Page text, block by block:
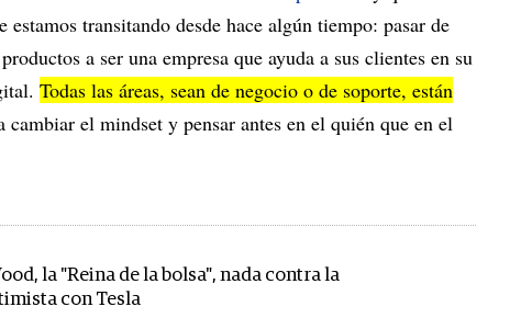
transitando desde hace algún tiempo: pasar de
a ser una empresa que ayuda a sus clientes en su
Todas las áreas, sean de negocio o de soporte, están
cambiar el mindset y pensar antes en el quién que en el
la "Reina de la bolsa", nada contra la
con Tesla